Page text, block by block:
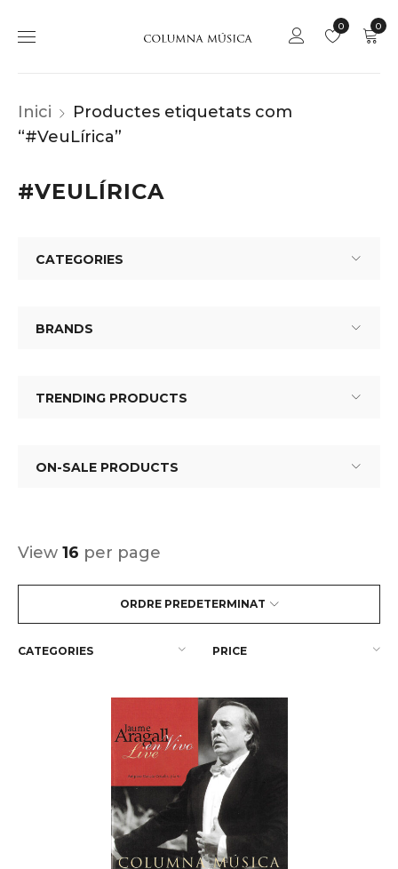
0
0
Inici
Productes etiquetats com
“#VeuLírica”
#VEULÍRICA
CATEGORIES
BRANDS
TRENDING PRODUCTS
ON-SALE PRODUCTS
ORDRE PREDETERMINAT
View 16 per page
CATEGORIES PRICE